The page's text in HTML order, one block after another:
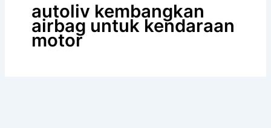
autoliv kembangkan
airbag untuk kendaraan
motor